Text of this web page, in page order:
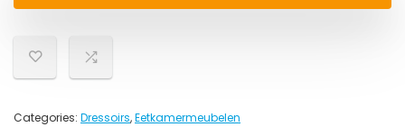
Categories: Dressoirs,Eetkamermeubelen